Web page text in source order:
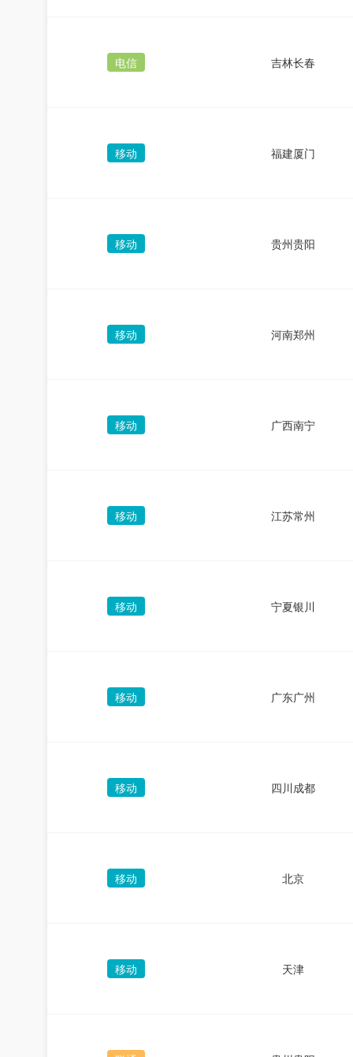
电信 吉林长春
移动 福建厦门
移动 贵州贵阳
移动 河南郑州
移动 广西南宁
移动 江苏常州
移动 宁夏银川
移动 广东广州
移动 四川成都
移动 北京
移动 天津